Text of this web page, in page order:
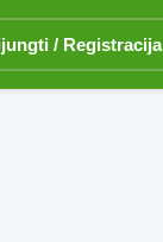
/ Registracija